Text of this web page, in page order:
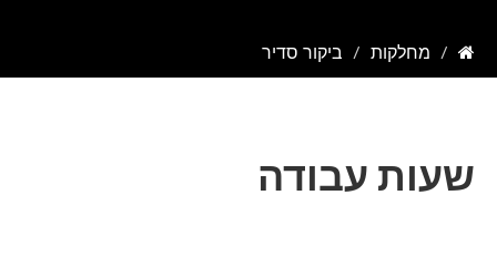
מחלקות ביקור סדיר
שעות עבודה